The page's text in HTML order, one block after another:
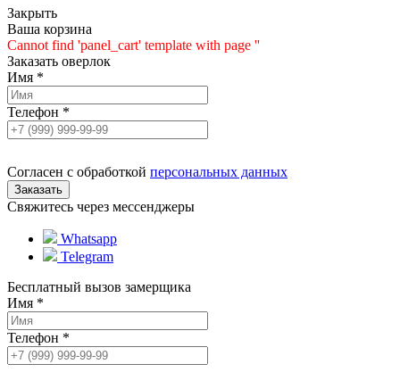
Закрыть
Ваша корзина
Cannot find 'panel_cart' template with page ''
Заказать оверлок
Имя *
Телефон *
Согласен с обработкой персональных данных
Свяжитесь через мессенджеры
Whatsapp
Telegram
Бесплатный вызов замерщика
Имя *
Телефон *